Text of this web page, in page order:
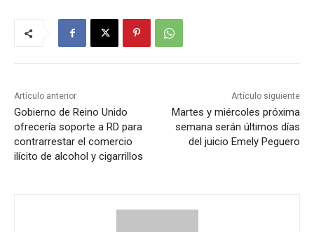
Artículo anterior
Gobierno de Reino Unido
ofrecería soporte a RD para
contrarrestar el comercio
ilícito de alcohol y cigarrillos
Artículo siguiente
Martes y miércoles próxima
semana serán últimos días
del juicio Emely Peguero